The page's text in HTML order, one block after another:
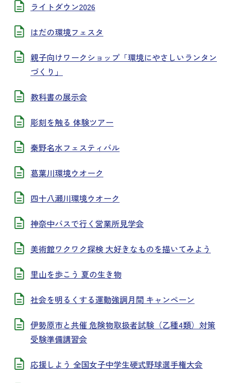
ライトダウン2026
はだの環境フェスタ
親子向けワークショップ「環境にやさしいランタン
づくり」
教科書の展示会
彫刻を触る 体験ツアー
秦野名水フェスティバル
葛葉川環境ウオーク
四十八瀬川環境ウオーク
神奈中バスで行く営業所見学会
美術館ワクワク探検 大好きなものを描いてみよう
里山を歩こう 夏の生き物
社会を明るくする運動強調月間 キャンペーン
伊勢原市と共催 危険物取扱者試験（乙種4類）対策
受験準備講習会
応援しよう 全国女子中学生硬式野球選手権大会